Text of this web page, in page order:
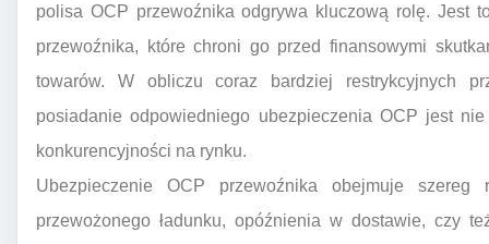
polisa OCP przewoźnika odgrywa kluczową rolę. Jest
przewoźnika, które chroni go przed finansowymi
towarów. W obliczu coraz bardziej restrykcyjnych
posiadanie odpowiedniego ubezpieczenia OCP jest
konkurencyjności na rynku.
Ubezpieczenie OCP przewoźnika obejmuje
przewożonego ładunku, opóźnienia w dostawie, czy